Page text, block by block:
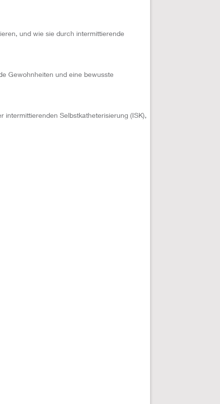
und wie sie durch intermittierende
Gewohnheiten und eine bewusste
Selbstkatheterisierung (ISK),